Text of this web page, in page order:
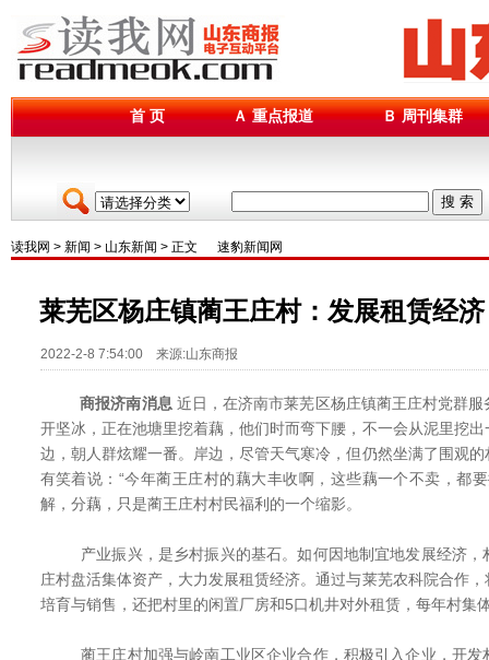
首 页 Ａ 重点报道 Ｂ 周刊集群
搜 索
读我网 > 新闻 > 山东新闻 > 正文 速豹新闻网
莱芜区杨庄镇蔺王庄村：发展租赁经
2022-2-8 7:54:00 来源:山东商报
商报济南消息 近日，在济南市莱芜区杨庄镇蔺王庄村党群
开坚冰，正在池塘里挖着藕，他们时而弯下腰，不一会从泥里挖
边，朝人群炫耀一番。岸边，尽管天气寒冷，但仍然坐满了围观
有笑着说：“今年蔺王庄村的藕大丰收啊，这些藕一个不卖，都
解，分藕，只是蔺王庄村村民福利的一个缩影。
产业振兴，是乡村振兴的基石。如何因地制宜地发展经济，
庄村盘活集体资产，大力发展租赁经济。通过与莱芜农科院合作
培育与销售，还把村里的闲置厂房和5口机井对外租赁，每年村集
蔺王庄村加强与岭南工业区企业合作，积极引入企业，开发